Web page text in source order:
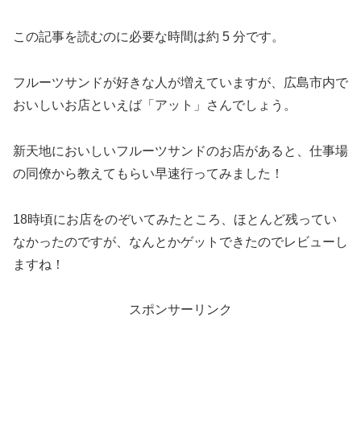
この記事を読むのに必要な時間は約 5 分です。
フルーツサンドが好きな人が増えていますが、
広島市内で
おいしいお店といえば「アット」さんでしょう。
新天地においしいフルーツサンドのお店があると、 仕事場
の同僚から教えてもらい早速行ってみました！
18時頃にお店をのぞいてみたところ、 ほとんど残ってい
なかったのですが、 なんとかゲットできたのでレビューし
ますね！
スポンサーリンク